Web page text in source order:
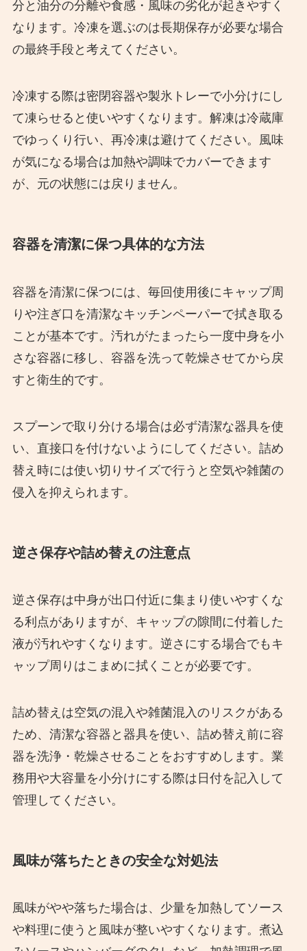
分と油分の分離や食感・風味の劣化が起きやすく
なります。冷凍を選ぶのは長期保存が必要な場合
の最終手段と考えてください。
冷凍する際は密閉容器や製氷トレーで小分けにし
て凍らせると使いやすくなります。解凍は冷蔵庫
でゆっくり行い、再冷凍は避けてください。風味
が気になる場合は加熱や調味でカバーできます
が、元の状態には戻りません。
容器を清潔に保つ具体的な方法
容器を清潔に保つには、毎回使用後にキャップ周
りや注ぎ口を清潔なキッチンペーパーで拭き取る
ことが基本です。汚れがたまったら一度中身を小
さな容器に移し、容器を洗って乾燥させてから戻
すと衛生的です。
スプーンで取り分ける場合は必ず清潔な器具を使
い、直接口を付けないようにしてください。詰め
替え時には使い切りサイズで行うと空気や雑菌の
侵入を抑えられます。
逆さ保存や詰め替えの注意点
逆さ保存は中身が出口付近に集まり使いやすくな
る利点がありますが、キャップの隙間に付着した
液が汚れやすくなります。逆さにする場合でもキ
ャップ周りはこまめに拭くことが必要です。
詰め替えは空気の混入や雑菌混入のリスクがある
ため、清潔な容器と器具を使い、詰め替え前に容
器を洗浄・乾燥させることをおすすめします。業
務用や大容量を小分けにする際は日付を記入して
管理してください。
風味が落ちたときの安全な対処法
風味がやや落ちた場合は、少量を加熱してソース
や料理に使うと風味が整いやすくなります。煮込